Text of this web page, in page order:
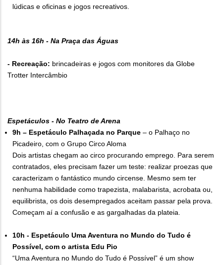
lúdicas e oficinas e jogos recreativos.
14h às 16h - Na Praça das Águas
- Recreação: brincadeiras e jogos com monitores da Globe
Trotter Intercâmbio
Espetáculos - No Teatro de Arena
9h – Espetáculo Palhaçada no Parque – o Palhaço no
Picadeiro, com o Grupo Circo Aloma
Dois artistas chegam ao circo procurando emprego. Para serem
contratados, eles precisam fazer um teste: realizar proezas que
caracterizam o fantástico mundo circense. Mesmo sem ter
nenhuma habilidade como trapezista, malabarista, acrobata ou,
equilibrista, os dois desempregados aceitam passar pela prova.
Começam aí a confusão e as gargalhadas da plateia.
10h - Espetáculo Uma Aventura no Mundo do Tudo é
Possível, com o artista Edu Pio
“Uma Aventura no Mundo do Tudo é Possível” é um show